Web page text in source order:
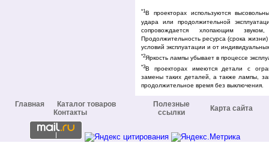
*1В проекторах используются
удара или продолжительной
сопровождается хлопающим
Продолжительность ресурса (срока
условий эксплуатации и от
*2Яркость лампы убывает в процессе
*3В проекторах имеются детали с
замены таких деталей, а также лампы,
продолжительное время без выключения.
Главная
Каталог товаров
Контакты
Полезные
ссылки
Карта сайта